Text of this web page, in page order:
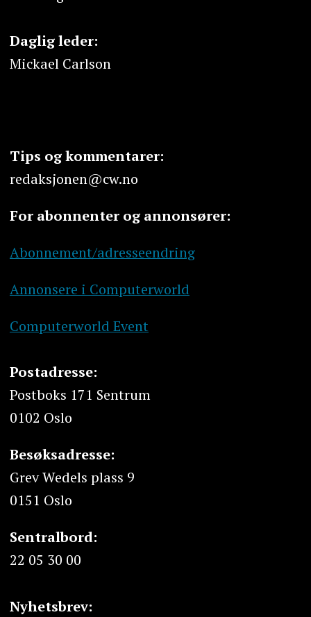
Daglig leder:
Mickael Carlson
Tips og kommentarer:
redaksjonen@cw.no
For abonnenter og annonsører:
Abonnement/adresseendring
Annonsere i Computerworld
Computerworld Event
Postadresse:
Postboks 171 Sentrum
0102 Oslo
Besøksadresse:
Grev Wedels plass 9
0151 Oslo
Sentralbord:
22 05 30 00
Nyhetsbrev: